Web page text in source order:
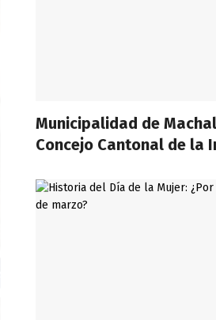
Municipalidad de
Concejo Cantonal de la